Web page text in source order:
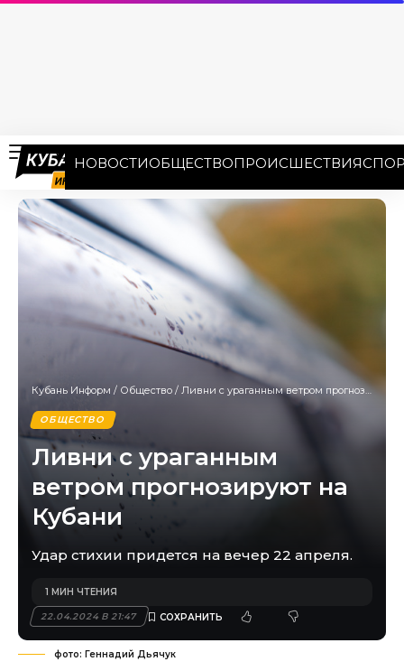
НОВОСТИОБЩЕСТВОПРОИСШЕСТВИЯ
Кубань Информ / Общество / Ливни с ураганным ветром прогнозируют на Кубани
ОБЩЕСТВО
Ливни с ураганным
ветром прогнозируют на
Кубани
Удар стихии придется на вечер 22 апреля.
22.04.2024 В 21:47
1 МИН ЧТЕНИЯ
фото: Геннадий Дьячук